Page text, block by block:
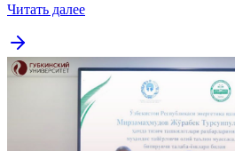
Читать далее